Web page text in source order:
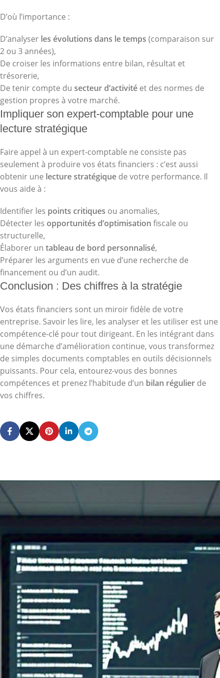
D’où l’importance :
D’analyser les évolutions dans le temps (comparaison sur
2 ou 3 années),
De croiser les informations entre bilan, résultat et
trésorerie,
De tenir compte du secteur d’activité et des normes de
gestion propres à votre marché.
Impliquer son expert-comptable pour une
lecture stratégique
Faire appel à un expert-comptable ne consiste pas
seulement à produire vos états financiers : c’est aussi
obtenir une lecture stratégique de votre performance. Il
vous aide à :
Identifier les points critiques ou anomalies,
Détecter les opportunités d’optimisation fiscale ou
structurelle,
Élaborer un tableau de bord personnalisé,
Préparer les arguments en vue d’une recherche de
financement ou d’un audit.
Conclusion : Des chiffres à la stratégie
Vos états financiers sont un miroir fidèle de votre
entreprise. Savoir les lire, les analyser et les utiliser est une
compétence-clé pour tout dirigeant. En les intégrant dans
une démarche d’amélioration continue, vous transformez
de simples documents comptables en outils décisionnels
puissants. Pour cela, entourez-vous des bonnes
compétences et prenez l’habitude d’un bilan régulier de
vos chiffres.